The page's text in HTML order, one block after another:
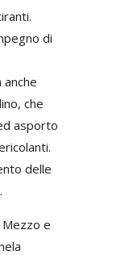
di
anche
che
asporto
delle
e